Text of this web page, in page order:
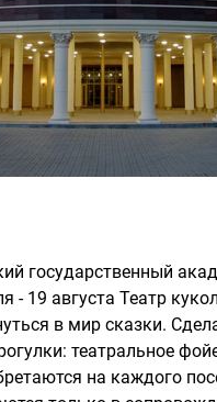
государственный
- 19 августа Театр
в мир сказки.
театральное
на каждого